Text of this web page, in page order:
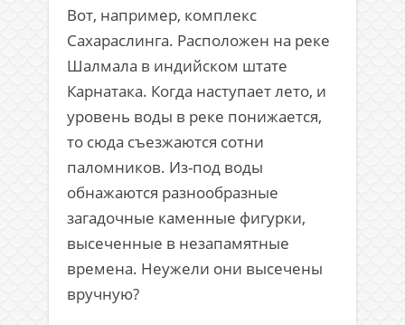
Вот, например, комплекс
Сахараслинга. Расположен на реке
Шалмала в индийском штате
Карнатака. Когда наступает лето, и
уровень воды в реке понижается,
то сюда съезжаются сотни
паломников. Из-под воды
обнажаются разнообразные
загадочные каменные фигурки,
высеченные в незапамятные
времена. Неужели они высечены
вручную?